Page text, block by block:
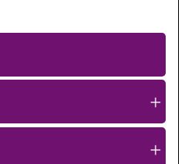
＋
＋